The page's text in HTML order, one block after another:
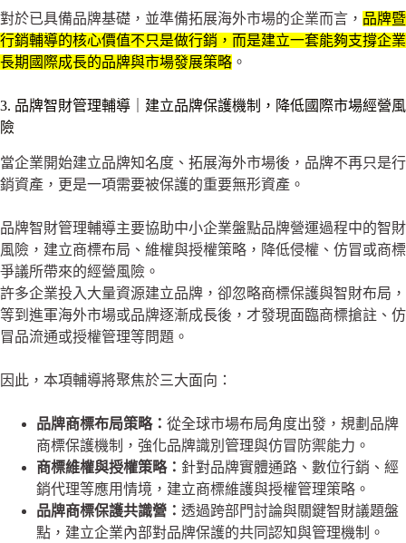
對於已具備品牌基礎，並準備拓展海外市場的企業而言， 品牌暨
行銷輔導的核心價值不只是做行銷，而是建立一套能夠支撐企業
長期國際成長的品牌與市場發展策略 。
3. 品牌智財管理輔導｜建立品牌保護機制，降低國際市場經營風
險
當企業開始建立品牌知名度、拓展海外市場後，品牌不再只是行
銷資產，更是一項需要被保護的重要無形資產。
品牌智財管理輔導主要協助中小企業盤點品牌營運過程中的智財
風險，建立商標布局、維權與授權策略，降低侵權、仿冒或商標
爭議所帶來的經營風險。
許多企業投入大量資源建立品牌，卻忽略商標保護與智財布局，
等到進軍海外市場或品牌逐漸成長後，才發現面臨商標搶註、仿
冒品流通或授權管理等問題。
因此，本項輔導將聚焦於三大面向：
品牌商標布局策略： 從全球市場布局角度出發，規劃品牌
商標保護機制，強化品牌識別管理與仿冒防禦能力。
商標維權與授權策略： 針對品牌實體通路、數位行銷、經
銷代理等應用情境，建立商標維護與授權管理策略。
品牌商標保護共識營： 透過跨部門討論與關鍵智財議題盤
點，建立企業內部對品牌保護的共同認知與管理機制。